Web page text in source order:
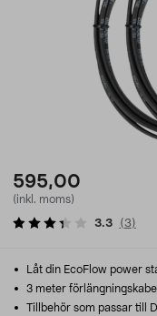
595,00
(inkl. moms)
3.3 (3)
Låt din EcoFlow power
3 meter
Tillbehör som passar till